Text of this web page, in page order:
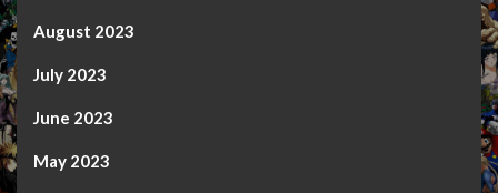
August 2023
July 2023
June 2023
May 2023